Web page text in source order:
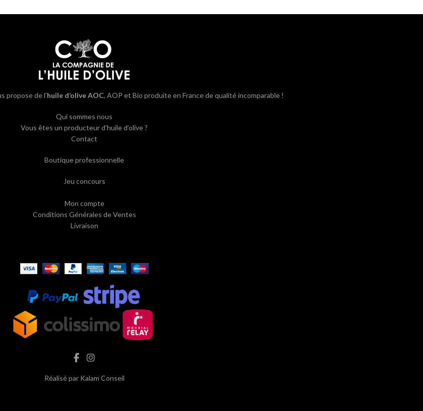
propose de l’huile d’olive AOC, AOP et Bio produite en France de qualité incomparable !
Qui sommes nous
Vous êtes un producteur d’huile d’olive ?
Contact
Boutique professionnelle
Jeu concours
Mon compte
Conditions Générales de Ventes
Livraison
Réalisé par Kalam Conseil